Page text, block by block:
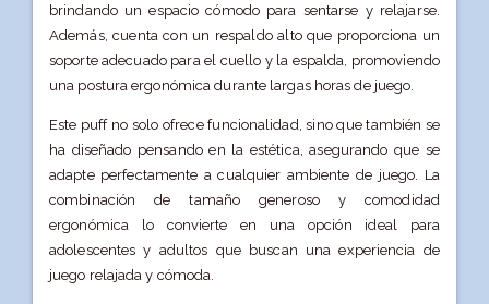
brindando un espacio cómodo para sentarse y relajarse.
Además, cuenta con un respaldo alto que proporciona un
soporte adecuado para el cuello y la espalda, promoviendo
una postura ergonómica durante largas horas de juego.
Este puff no solo ofrece funcionalidad, sino que también se
ha diseñado pensando en la estética, asegurando que se
adapte perfectamente a cualquier ambiente de juego. La
combinación de tamaño generoso y comodidad
ergonómica lo convierte en una opción ideal para
adolescentes y adultos que buscan una experiencia de
juego relajada y cómoda.